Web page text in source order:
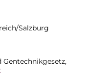
Salzburg
Gentechnikgesetz,